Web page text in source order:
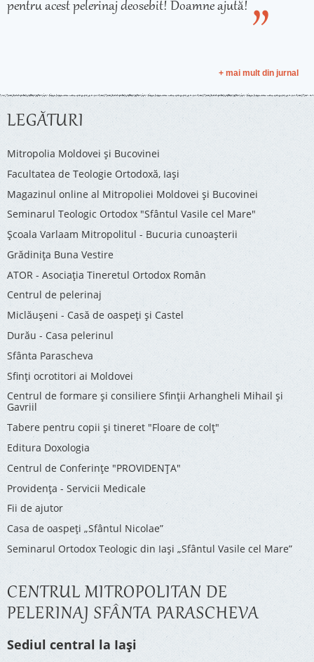
pentru acest pelerinaj deosebit! Doamne ajută!
+ mai mult din jurnal
LEGĂTURI
Mitropolia Moldovei și Bucovinei
Facultatea de Teologie Ortodoxă, Iaşi
Magazinul online al Mitropoliei Moldovei și Bucovinei
Seminarul Teologic Ortodox "Sfântul Vasile cel Mare"
Şcoala Varlaam Mitropolitul - Bucuria cunoaşterii
Grădinița Buna Vestire
ATOR - Asociaţia Tineretul Ortodox Român
Centrul de pelerinaj
Miclăușeni - Casă de oaspeţi şi Castel
Durău - Casa pelerinul
Sfânta Parascheva
Sfinți ocrotitori ai Moldovei
Centrul de formare și consiliere Sfinții Arhangheli Mihail și
Gavriil
Tabere pentru copii şi tineret "Floare de colţ"
Editura Doxologia
Centrul de Conferinţe "PROVIDENŢA"
Providenţa - Servicii Medicale
Fii de ajutor
Casa de oaspeți „Sfântul Nicolae”
Seminarul Ortodox Teologic din Iași „Sfântul Vasile cel Mare”
CENTRUL MITROPOLITAN DE
PELERINAJ SFÂNTA PARASCHEVA
Sediul central la Iași